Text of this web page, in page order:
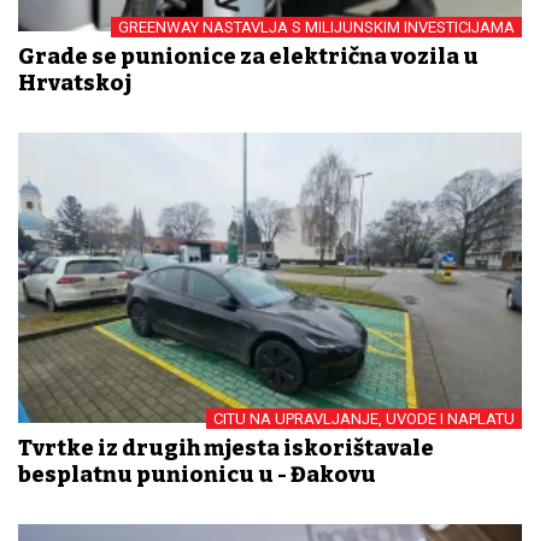
GREENWAY NASTAVLJA S MILIJUNSKIM INVESTICIJAMA
Grade se punionice za električna vozila u
Hrvatskoj
CITU NA UPRAVLJANJE, UVODE I NAPLATU
Tvrtke iz drugih mjesta iskorištavale
besplatnu punionicu u - Đakovu